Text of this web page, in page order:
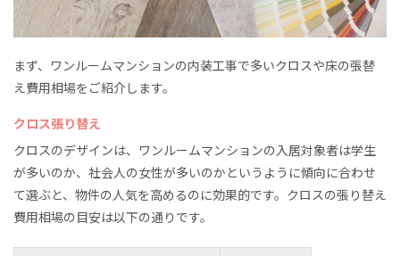
まず、ワンルームマンションの内装工事で多いクロスや床の張替
え費用相場をご紹介します。
クロス張り替え
クロスのデザインは、ワンルームマンションの入居対象者は学生
が多いのか、社会人の女性が多いのかというように傾向に合わせ
て選ぶと、物件の人気を高めるのに効果的です。クロスの張り替え
費用相場の目安は以下の通りです。